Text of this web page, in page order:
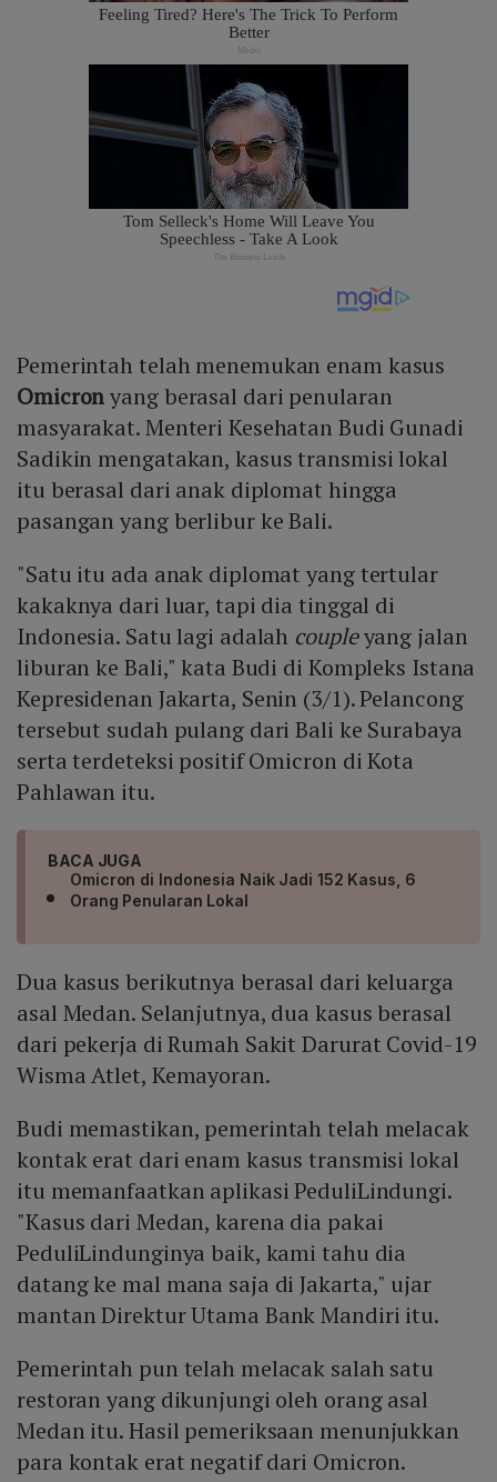
Pemerintah telah menemukan enam kasus
Omicronyang berasal dari penularan
masyarakat. Menteri Kesehatan Budi Gunadi
Sadikin mengatakan, kasus transmisi lokal
itu berasal dari anak diplomat hingga
pasangan yang berlibur ke Bali.
"Satu itu ada anak diplomat yang tertular
kakaknya dari luar, tapi dia tinggal di
Indonesia. Satu lagi adalah coupleyang jalan
liburan ke Bali," kata Budi di Kompleks Istana
Kepresidenan Jakarta, Senin (3/1). Pelancong
tersebut sudah pulang dari Bali ke Surabaya
serta terdeteksi positif Omicron di Kota
Pahlawan itu.
BACA JUGA
Omicron di Indonesia Naik Jadi 152 Kasus, 6
Orang Penularan Lokal
Dua kasus berikutnya berasal dari keluarga
asal Medan. Selanjutnya, dua kasus berasal
dari pekerja di Rumah Sakit Darurat Covid-19
Wisma Atlet, Kemayoran.
Budi memastikan, pemerintah telah melacak
kontak erat dari enam kasus transmisi lokal
itu memanfaatkan aplikasi PeduliLindungi.
"Kasus dari Medan, karena dia pakai
PeduliLindunginya baik, kami tahu dia
datang ke mal mana saja di Jakarta," ujar
mantan Direktur Utama Bank Mandiri itu.
Pemerintah pun telah melacak salah satu
restoran yang dikunjungi oleh orang asal
Medan itu. Hasil pemeriksaan menunjukkan
para kontak erat negatif dari Omicron.